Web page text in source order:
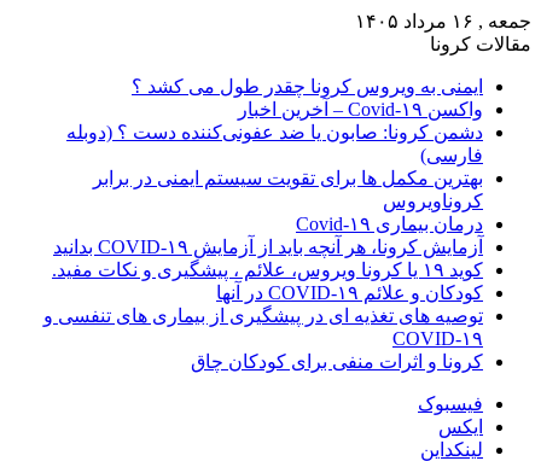
جمعه , ۱۶ مرداد ۱۴۰۵
مقالات کرونا
ایمنی به ویروس کرونا چقدر طول می کشد ؟
واکسن Covid-۱۹ – آخرین اخبار
دشمن کرونا: صابون یا ضد عفونی‌کننده دست ؟ (دوبله
فارسی)
بهترین مکمل ها برای تقویت سیستم ایمنی در برابر
کروناویروس
درمان بیماری Covid-۱۹
آزمایش کرونا، هر آنچه باید از آزمایش COVID-۱۹ بدانید
کوید ۱۹ یا کرونا ویروس، علائم ، پیشگیری و نکات مفید.
کودکان و علائم COVID-۱۹ در آنها
توصیه های تغذیه ای در پیشگیری از بیماری های تنفسی و
COVID-۱۹
کرونا و اثرات منفی برای کودکان چاق
فیسبوک
ایکس
لینکداین